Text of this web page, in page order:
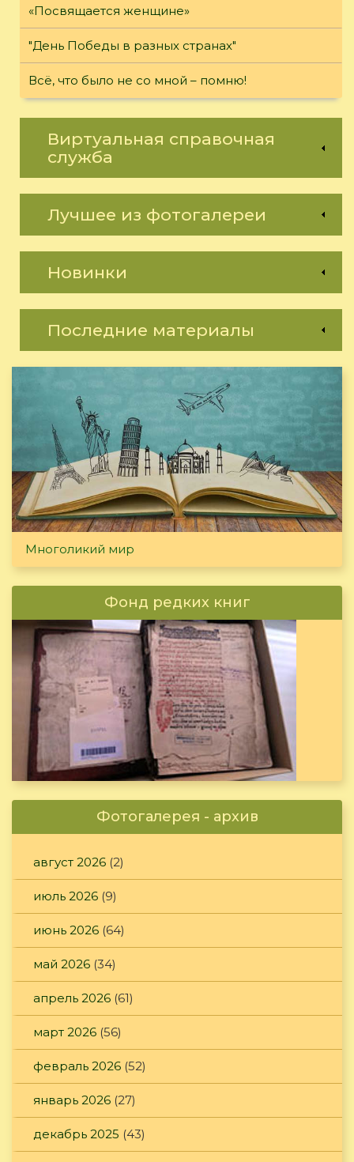
«Посвящается женщине»
"День Победы в разных странах"
Всё, что было не со мной – помню!
Виртуальная справочная
служба
Лучшее из фотогалереи
Новинки
Последние материалы
Многоликий мир
Фонд редких книг
Фотогалерея - архив
август 2026 (2)
июль 2026 (9)
июнь 2026 (64)
май 2026 (34)
апрель 2026 (61)
март 2026 (56)
февраль 2026 (52)
январь 2026 (27)
декабрь 2025 (43)